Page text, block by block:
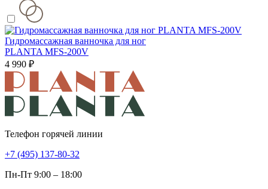
Гидромассажная ванночка для ног
PLANTA MFS-200V
4 990 ₽
Телефон горячей линии
+7 (495) 137-80-32
Пн-Пт 9:00 – 18:00